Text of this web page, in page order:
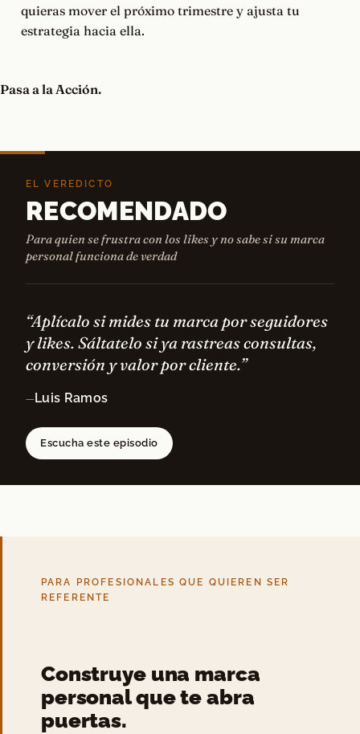
quieras mover el próximo trimestre y ajusta tu
estrategia hacia ella.
Pasa a la Acción.
EL VEREDICTO
RECOMENDADO
Para quien se frustra con los likes y no sabe si su marca
personal funciona de verdad
“Aplícalo si mides tu marca por seguidores
y likes. Sáltatelo si ya rastreas consultas,
conversión y valor por cliente.”
— Luis Ramos
Escucha este episodio
PARA PROFESIONALES QUE QUIEREN SER
REFERENTE
Construye una marca
personal que te abra
puertas.